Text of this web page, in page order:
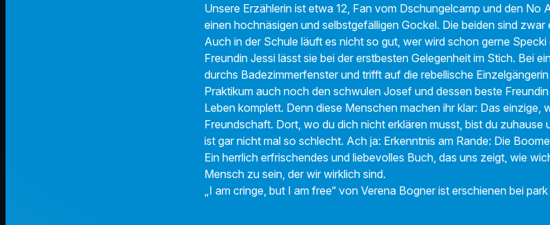
Unsere Erzählerin ist etwa 12, Fan vom Dschungelcamp und den No
einen hochnäsigen und selbstgefälligen Gockel. Die beiden sind zwar
Auch in der Schule läuft es nicht so gut, wer wird schon gerne
Freundin Jessi lässt sie bei der erstbesten Gelegenheit im Stich. Bei
durchs Badezimmerfenster und trifft auf die rebellische
Praktikum auch noch den schwulen Josef und dessen beste
Leben komplett. Denn diese Menschen machen ihr klar: Das einzige,
Freundschaft. Dort, wo du dich nicht erklären musst, bist du zuhause
ist gar nicht mal so schlecht. Ach ja: Erkenntnis am Rande: Die
Ein herrlich erfrischendes und liebevolles Buch, das uns zeigt, wie
Mensch zu sein, der wir wirklich sind.
„I am cringe, but I am free“ von Verena Bogner ist erschienen bei park